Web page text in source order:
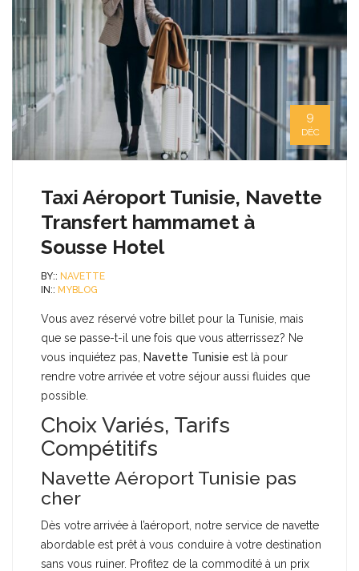
Taxi Aéroport Tunisie, Navette
Transfert hammamet à
Sousse Hotel
BY:: NAVETTE
IN:: MYBLOG
9
DÉC
Vous avez réservé votre billet pour la Tunisie, mais
que se passe-t-il une fois que vous atterrissez? Ne
vous inquiétez pas,
Navette Tunisie est là pour
rendre votre arrivée et votre séjour aussi fluides que
possible.
Choix Variés, Tarifs
Compétitifs
Navette Aéroport Tunisie pas
cher
Dès votre arrivée à l’aéroport, notre service de navette
abordable est prêt à vous conduire à votre destination
sans vous ruiner. Profitez de la commodité à un prix